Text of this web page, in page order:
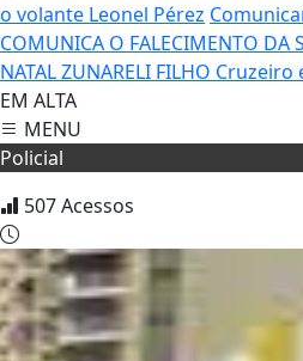
o volante Leonel Pérez
COMUNICA O FALECIMENTO DA
NATAL ZUNARELI FILHO Cruzeiro
EM ALTA
MENU
Policial
507Acessos